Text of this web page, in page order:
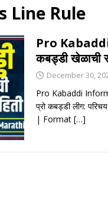
Line Rule
Pro
कबड्डी खेळाची
December 30,
Pro Kabaddi
प्रो कबड्डी लीग:
| Format […]